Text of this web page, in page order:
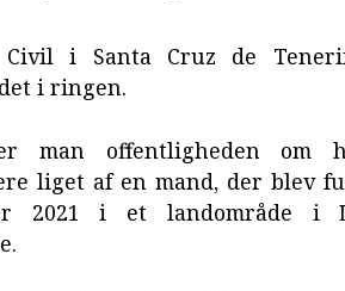
Civil i Santa Cruz de
i ringen.
man offentligheden
liget af en mand, der blev
2021 i et landområde i